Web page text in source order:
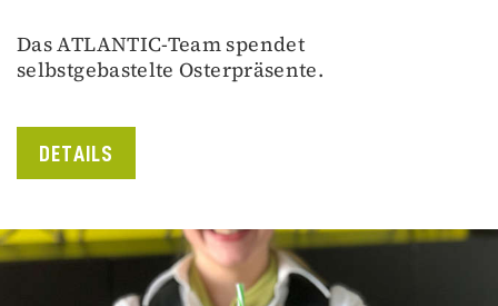
Das ATLANTIC-Team spendet
selbstgebastelte Osterpräsente.
DETAILS